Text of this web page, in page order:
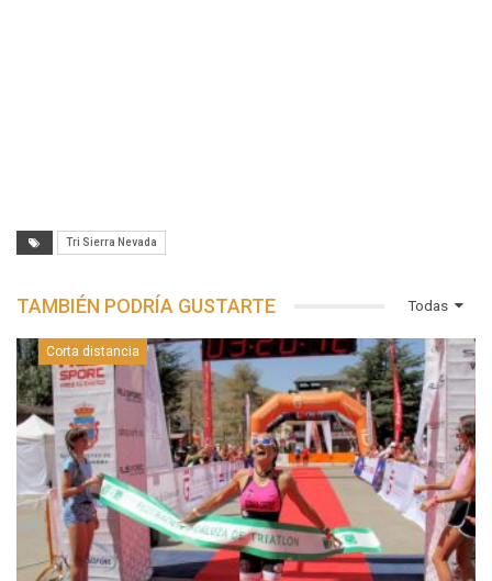
Tri Sierra Nevada
Todas
TAMBIÉN PODRÍA GUSTARTE
Corta distancia